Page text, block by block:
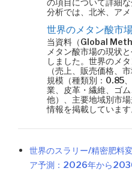
の項目について詳細
分析では、北米、ア
世界のメタン酸市
当資料（Global
メタン酸市場の現状
しました。世界のメ
（売上、販売価格、
規模（種類別：0.85
業、皮革・繊維、ゴ
他）、主要地域別市
情報を掲載していま
世界のスラリー/精密肥料
ア予測：2026年から